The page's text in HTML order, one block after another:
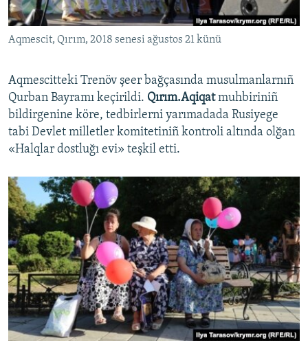
Українською
QOŞULIÑIZ!
RFE/RS bütün saytları
Aqmescit, Qırım, 2018 senesi ağustos 21 künü
Aqmescitteki Trenöv şeer bağçasında musulmanlarnıñ
Qurban Bayramı keçirildi. Qırım.Aqiqatmuhbiriniñ
bildirgenine köre, tedbirlerni yarımadada Rusiyege
tabi Devlet milletler komitetiniñ kontroli altında olğan
«Halqlar dostluğı evi» teşkil etti.